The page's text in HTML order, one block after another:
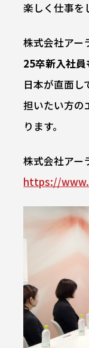
楽しく仕事を
株式会社アー
25卒新入社員
日本が直面し
担いたい方の
ります。
株式会社アー
https://